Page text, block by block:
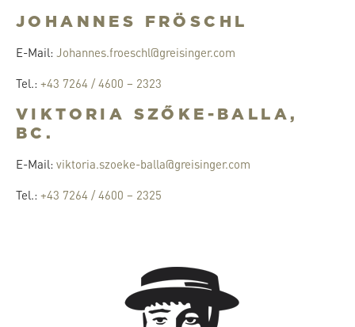
JOHANNES FRÖSCHL
E-Mail: Johannes.froeschl@greisinger.com
Tel.: +43 7264 / 4600 – 2323
VIKTORIA SZŐKE-BALLA,
BC.
E-Mail: viktoria.szoeke-balla@greisinger.com
Tel.: +43 7264 / 4600 – 2325